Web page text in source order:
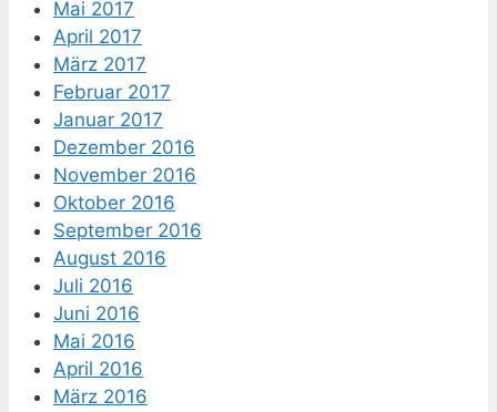
Mai 2017
April 2017
März 2017
Februar 2017
Januar 2017
Dezember 2016
November 2016
Oktober 2016
September 2016
August 2016
Juli 2016
Juni 2016
Mai 2016
April 2016
März 2016